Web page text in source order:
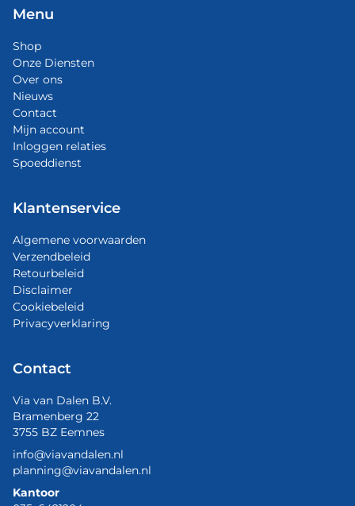
Menu
Shop
Onze Diensten
Over ons
Nieuws
Contact
Mijn account
Inloggen relaties
Spoeddienst
Klantenservice
Algemene voorwaarden
Verzendbeleid
Retourbeleid
Disclaimer
Cookiebeleid
Privacyverklaring
Contact
Via van Dalen B.V.
Bramenberg 22
3755 BZ Eemnes
info@viavandalen.nl
planning@viavandalen.nl
Kantoor